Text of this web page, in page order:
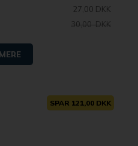
27,00 DKK
30,00 DKK
SPAR 121,00 DKK